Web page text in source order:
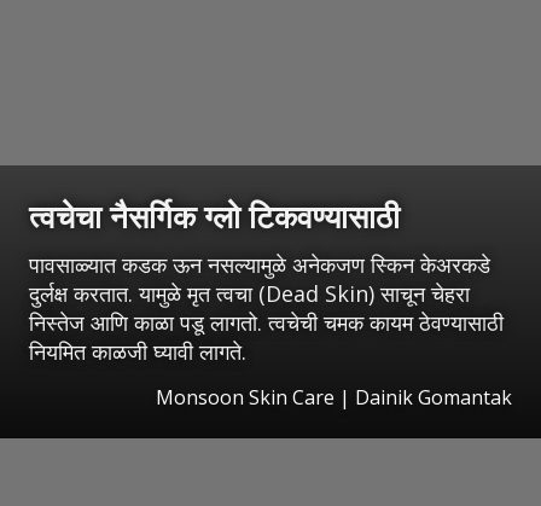
त्वचेचा नैसर्गिक ग्लो टिकवण्यासाठी
पावसाळ्यात कडक ऊन नसल्यामुळे अनेकजण स्किन केअरकडे
दुर्लक्ष करतात. यामुळे मृत त्वचा (Dead Skin) साचून चेहरा
निस्तेज आणि काळा पडू लागतो. त्वचेची चमक कायम ठेवण्यासाठी
नियमित काळजी घ्यावी लागते.
Monsoon Skin Care | Dainik Gomantak